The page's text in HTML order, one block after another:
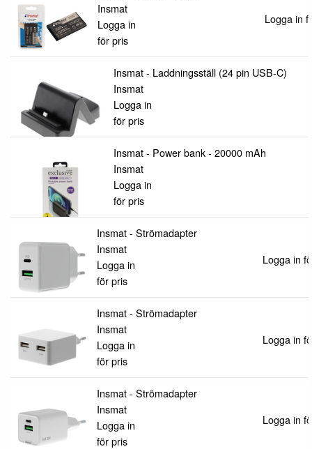
Insmat
Logga in
för pris
Logga in
Insmat - Laddningsställ (24 pin USB-C)
Insmat
Logga in
för pris
Insmat - Power bank - 20000 mAh
Insmat
Logga in
för pris
Insmat - Strömadapter
Insmat
Logga in
för pris
Logga in
Insmat - Strömadapter
Insmat
Logga in
för pris
Logga in
Insmat - Strömadapter
Insmat
Logga in
för pris
Logga in